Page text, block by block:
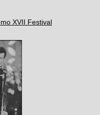
XVII Festival